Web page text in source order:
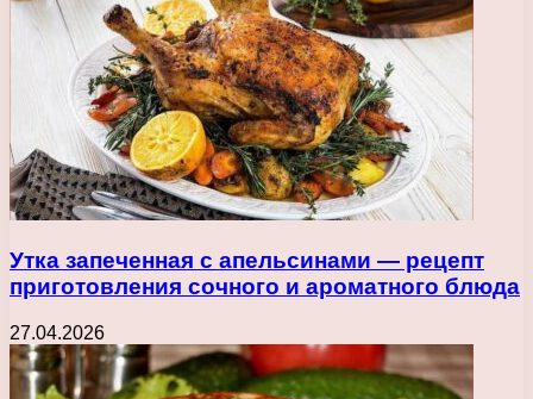
Утка запеченная с апельсинами — рецепт
приготовления сочного и ароматного блюда
27.04.2026